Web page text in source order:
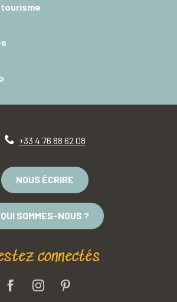
+33 4 76 88 62 08
NOUS ÉCRIRE
QUI SOMMES-NOUS ?
connectés